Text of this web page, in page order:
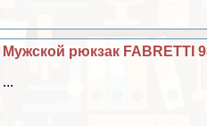
Мужской рюкзак FABRETTI
...